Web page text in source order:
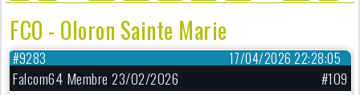
FCO - Oloron Sainte Marie
17/04/2026 22:28:05
#9283
Falcom64 Membre 23/02/2026 #109